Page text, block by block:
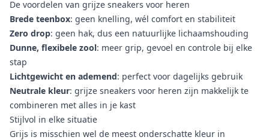
De voordelen van grijze sneakers voor heren
Brede teenbox: geen knelling, wél comfort en stabiliteit
Zero drop: geen hak, dus een natuurlijke lichaamshouding
Dunne, flexibele zool: meer grip, gevoel en controle bij elke
stap
Lichtgewicht en ademend: perfect voor dagelijks gebruik
Neutrale kleur: grijze sneakers voor heren zijn makkelijk te
combineren met alles in je kast
Stijlvol in elke situatie
Grijs is misschien wel de meest onderschatte kleur in